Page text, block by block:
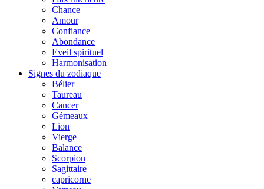
Chance
Amour
Confiance
Abondance
Eveil spirituel
Harmonisation
Signes du zodiaque
Bélier
Taureau
Cancer
Gémeaux
Lion
Vierge
Balance
Scorpion
Sagittaire
capricorne